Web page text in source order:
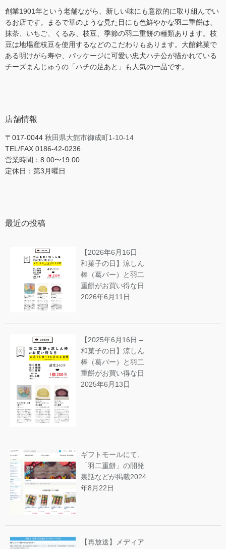
創業1901年という老舗ながら、新しい味にも意欲的に取り組んでい
るお店です。まるで華のような見た目にも色鮮やかな羽二重餅は、
抹茶、いちご、くるみ、枝豆、季節の羽二重餅の種類あります。枝
豆は地場産枝豆を使用するなどのこだわりもあります。大館銘菓で
ある明けがら寿や、パッケージに可愛い忠犬ハチ公が描かれている
チーズまんじゅうの「ハチの足あと」も人気の一品です。
店舗情報
〒017-0044 秋田県大館市御成町1-10-14
TEL/FAX 0186-42-0236
営業時間：8:00〜19:00
定休日：第3月曜日
最近の投稿
【2026年6月16日 –
和菓子の日】涼しん
棒（葛バー）と羽二
重餅がお買い得な日
2026年6月11日
【2025年6月16日 –
和菓子の日】涼しん
棒（葛バー）と羽二
重餅がお買い得な日
2025年6月13日
ギフトモールにて、
「羽二重餅」の開発
裏話などが掲載2024
年8月22日
【再放送】メディア